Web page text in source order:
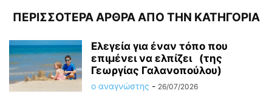
ΠΕΡΙΣΣΟΤΕΡΑ ΑΡΘΡΑ ΑΠΟ ΤΗΝ ΚΑΤΗΓΟΡΙΑ
Ελεγεία για έναν τόπο που
επιμένει να ελπίζει (της
Γεωργίας Γαλανοπούλου)
ο αναγνώστης - 26/07/2026